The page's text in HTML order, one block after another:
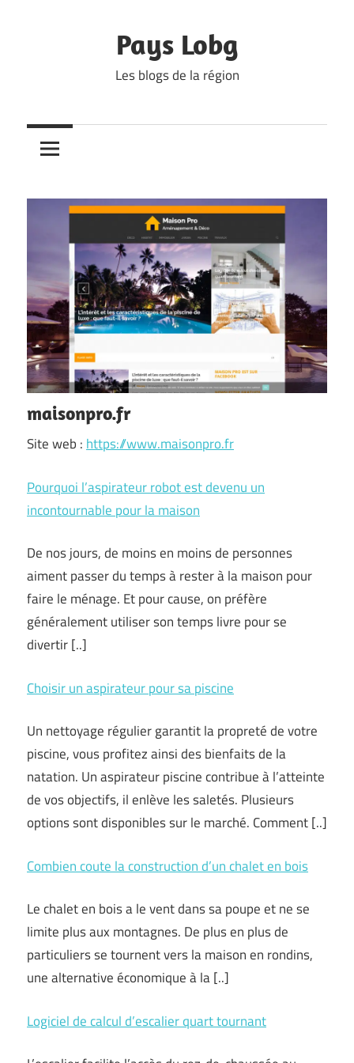
Pays Lobg
Les blogs de la région
maisonpro.fr
Site web : https://www.maisonpro.fr
Pourquoi l’aspirateur robot est devenu un
incontournable pour la maison
De nos jours, de moins en moins de personnes
aiment passer du temps à rester à la maison pour
faire le ménage. Et pour cause, on préfère
généralement utiliser son temps livre pour se
divertir [..]
Choisir un aspirateur pour sa piscine
Un nettoyage régulier garantit la propreté de votre
piscine, vous profitez ainsi des bienfaits de la
natation. Un aspirateur piscine contribue à l’atteinte
de vos objectifs, il enlève les saletés. Plusieurs
options sont disponibles sur le marché. Comment [..]
Combien coute la construction d’un chalet en bois
Le chalet en bois a le vent dans sa poupe et ne se
limite plus aux montagnes. De plus en plus de
particuliers se tournent vers la maison en rondins,
une alternative économique à la [..]
Logiciel de calcul d’escalier quart tournant